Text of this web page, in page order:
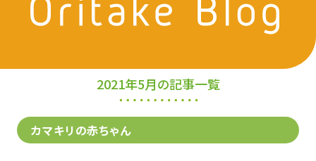
2021年5月の記事一覧
カマキリの赤ちゃん